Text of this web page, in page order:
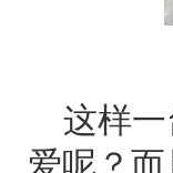
这样
爱呢？